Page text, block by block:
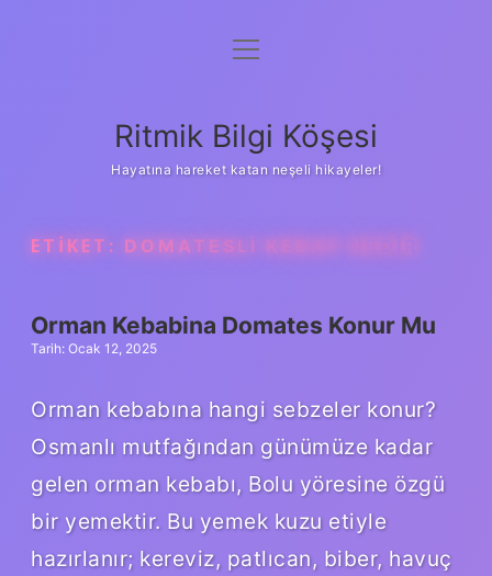
Anasayfa
Yasal Uyarı
menüyü
Ritmik Bilgi Köşesi
Hayatına hareket katan neşeli hikayeler!
ETIKET: DOMATESLI KEBAP NEDIR
Orman Kebabina Domates Konur Mu
Tarih: Ocak 12, 2025
Orman kebabına hangi sebzeler konur?
Osmanlı mutfağından günümüze kadar
gelen orman kebabı, Bolu yöresine özgü
bir yemektir. Bu yemek kuzu etiyle
hazırlanır; kereviz, patlıcan, biber, havuç